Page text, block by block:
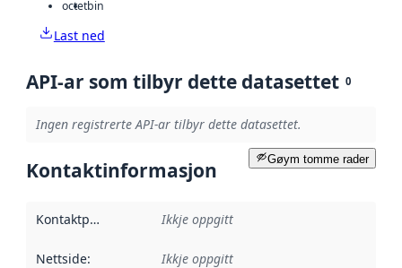
octetbin
Last ned
API-ar som tilbyr dette datasettet 0
Ingen registrerte API-ar tilbyr dette datasettet.
Gøym tomme rader
Kontaktinformasjon
Kontaktpunkt Ikkje oppgitt
Nettside: Ikkje oppgitt